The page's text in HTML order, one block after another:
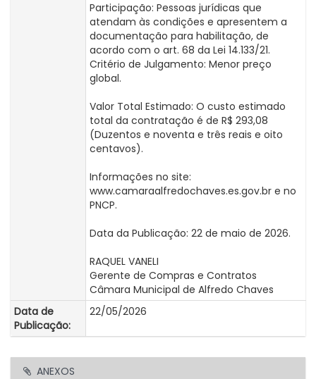
Participação: Pessoas jurídicas que
atendam às condições e apresentem a
documentação para habilitação, de
acordo com o art. 68 da Lei 14.133/21.
Critério de Julgamento: Menor preço
global.
Valor Total Estimado: O custo estimado
total da contratação é de R$ 293,08
(Duzentos e noventa e três reais e oito
centavos).
Informações no site:
www.camaraalfredochaves.es.gov.br e no
PNCP.
Data da Publicação: 22 de maio de 2026.
RAQUEL VANELI
Gerente de Compras e Contratos
Câmara Municipal de Alfredo Chaves
Data de
Publicação:
22/05/2026
ANEXOS